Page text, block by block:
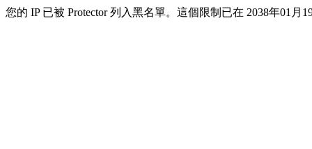
您的 IP 已被 Protector 列入黑名單。這個限制已在 2038年01月